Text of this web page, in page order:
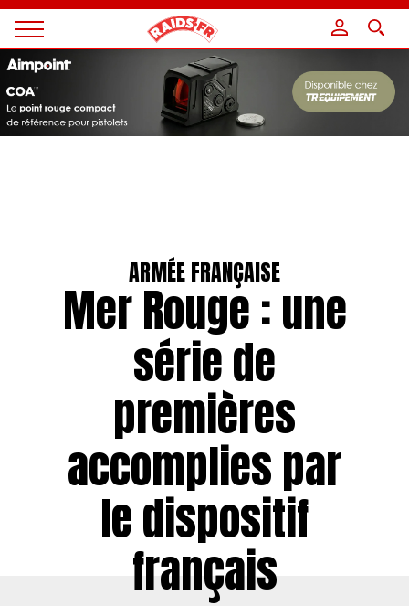
Magazine
Raids
ARMÉE FRANÇAISE
Mer Rouge : une
série de
premières
accomplies par
le dispositif
français
Panneau de gestion des cookies